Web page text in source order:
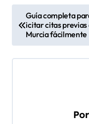
a
v
e
Guía completa
icitar citas previas
Murcia fácilmente
Por